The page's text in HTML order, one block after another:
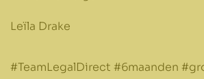
Leïla Drake
#TeamLegalDirect #6maanden